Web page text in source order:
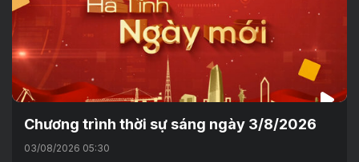
Chương trình thời sự sáng ngày 3/8/2026
03/08/2026 05:30